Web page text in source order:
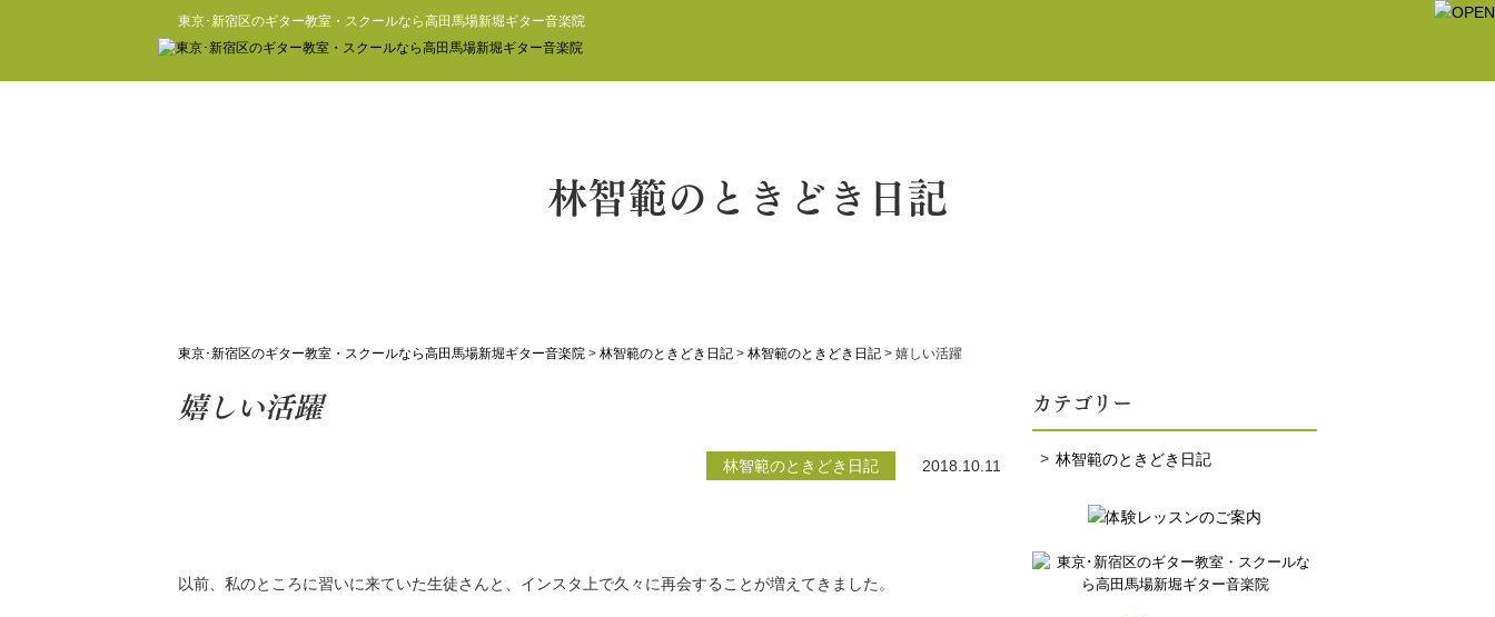
東京･新宿区のギター教室・スクールなら高田馬場新堀ギター音楽院
林智範のときどき日記
東京･新宿区のギター教室・スクールなら高田馬場新堀ギター音楽院 > 林智範のときどき日記 > 林智範のときどき日記 > 嬉しい活躍
嬉しい活躍
林智範のときどき日記 2018.10.11
以前、私のところに習いに来ていた生徒さんと、インスタ上で久々に再会することが増えてきました。
カテゴリー
林智範のときどき日記